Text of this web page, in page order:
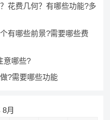
花费几何？有哪些功能?多
有哪些前景?需要哪些费
意哪些?
?需要哪些功能
8月